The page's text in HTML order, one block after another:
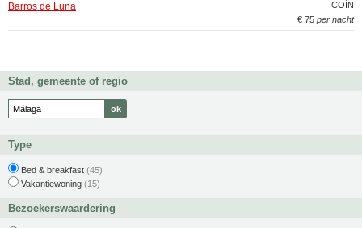
COÍN
Barros de Luna
€ 75 per nacht
Stad, gemeente of regio
Type
Bed & breakfast (45)
Vakantiewoning (15)
Bezoekerswaardering